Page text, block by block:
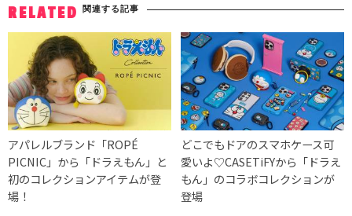
RELATED 関連する記事
アパレルブランド「ROPÉ
PICNIC」から「ドラえもん」と
初のコレクションアイテムが登
場！
どこでもドアのスマホケース可
愛いよ♡CASETiFYから「ドラえ
もん」のコラボコレクションが
登場